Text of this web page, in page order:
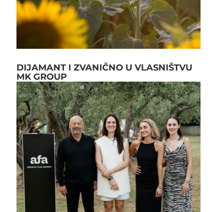
DIJAMANT I ZVANIČNO U VLASNIŠTVU
MK GROUP